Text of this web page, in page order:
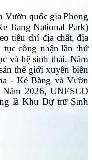
Vườn quốc gia Phong
Bang National Park)
tiêu chí địa chất, địa
công nhận lần thứ
và hệ sinh thái. Năm
thế giới xuyên biên
- Kẻ Bàng và Vườn
2026, UNESCO
là Khu Dự trữ Sinh